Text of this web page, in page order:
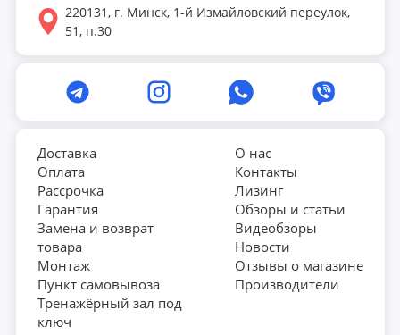
220131, г. Минск, 1-й Измайловский переулок,
51, п.30
Доставка
Оплата
Рассрочка
Гарантия
Замена и возврат
товара
Монтаж
Пункт самовывоза
Тренажёрный зал под
ключ
О нас
Контакты
Лизинг
Обзоры и статьи
Видеобзоры
Новости
Отзывы о магазине
Производители